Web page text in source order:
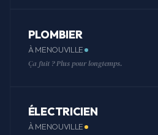
PLOMBIER
À MENOUVILLE
Ça fuit ? Plus pour longtemps.
ÉLECTRICIEN
À MENOUVILLE